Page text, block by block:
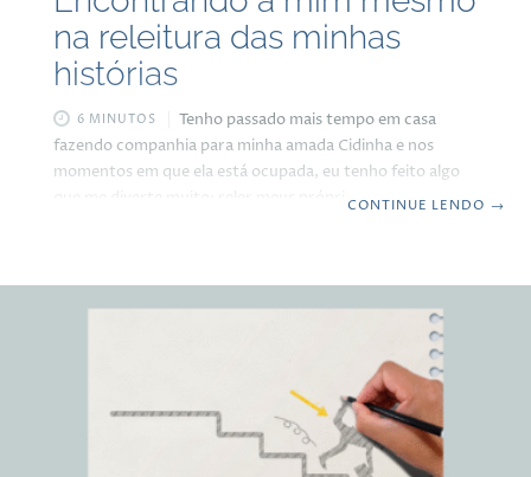
na releitura das minhas
histórias
6 MINUTOS
Tenho passado mais tempo em casa
fazendo companhia para minha amada Cidinha e nos
momentos em que ela está ocupada, eu tenho feito algo
que me diverte muito: reler meus próprios escritos. Estou
CONTINUE LENDO →